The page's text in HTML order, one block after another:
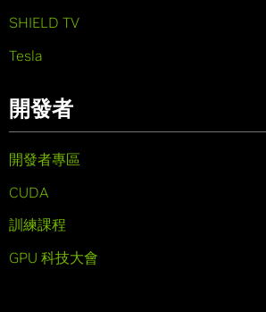
SHIELD TV
Tesla
開發者
開發者專區
CUDA
訓練課程
GPU 科技大會